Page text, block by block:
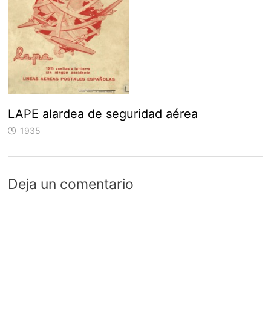
LAPE alardea de seguridad aérea
1935
Deja un comentario